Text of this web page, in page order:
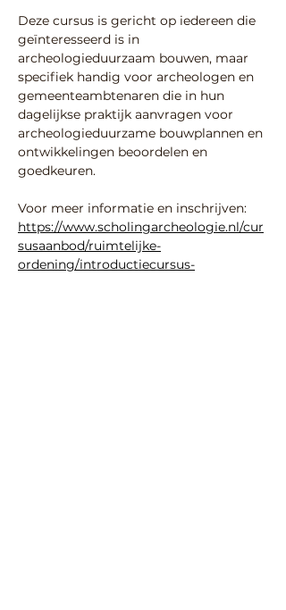
Deze cursus is gericht op iedereen die
geïnteresseerd is in
archeologieduurzaam bouwen, maar
specifiek handig voor archeologen en
gemeenteambtenaren die in hun
dagelijkse praktijk aanvragen voor
archeologieduurzame bouwplannen en
ontwikkelingen beoordelen en
goedkeuren.
Voor meer informatie en inschrijven:
https://www.scholingarcheologie.nl/cur
susaanbod/ruimtelijke-
ordening/introductiecursus-